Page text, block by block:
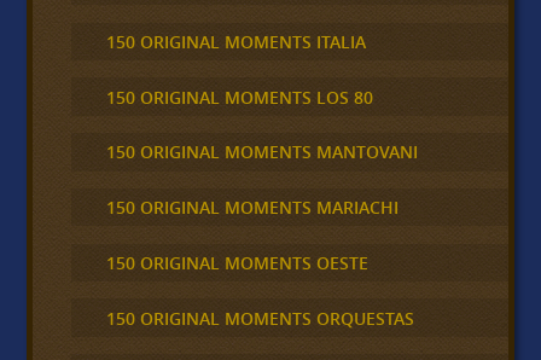
150 ORIGINAL MOMENTS ITALIA
150 ORIGINAL MOMENTS LOS 80
150 ORIGINAL MOMENTS MANTOVANI
150 ORIGINAL MOMENTS MARIACHI
150 ORIGINAL MOMENTS OESTE
150 ORIGINAL MOMENTS ORQUESTAS